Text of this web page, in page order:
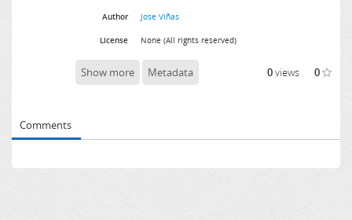
Author Jose Viñas
License None (All rights reserved)
Show more Metadata 0views 0
Comments